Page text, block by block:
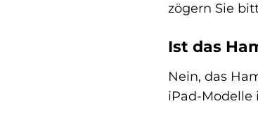
zögern Sie
Ist das
Nein, das
iPad-Modelle